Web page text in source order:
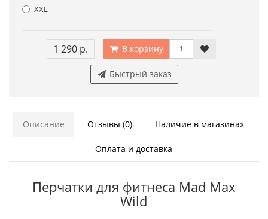
XXL
1 290 р. В корзину
Быстрый заказ
Описание Отзывы (0) Наличие в магазинах
Оплата и доставка
Перчатки для фитнеса Mad Max
Wild